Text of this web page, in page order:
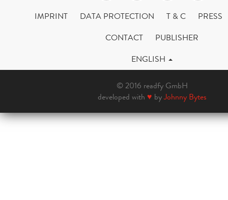
IMPRINT DATA PROTECTION T & C
PRESS
CONTACT
PUBLISHER
ENGLISH
© 2016 readfy GmbH
developed with ♥ byJohnny Bytes